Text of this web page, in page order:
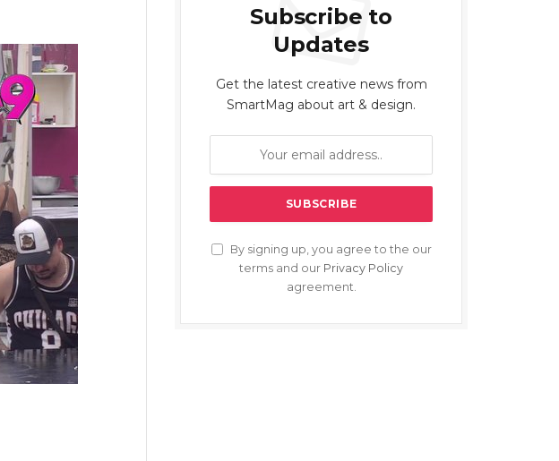
Subscribe to
Updates
Get the latest creative news from
SmartMag about art & design.
By signing up, you agree to the our
terms and our Privacy Policy
agreement.